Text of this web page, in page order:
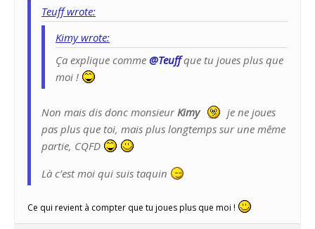
Teuff wrote:
Kimy wrote:
Ça explique comme @Teuffque tu joues plus que
moi !
Non mais dis donc monsieurKimy
je ne joues
pas plus que toi, mais plus longtemps sur une même
partie, CQFD
Là c’est moi qui suis taquin
Ce qui revient à compter que tu joues plus que moi !